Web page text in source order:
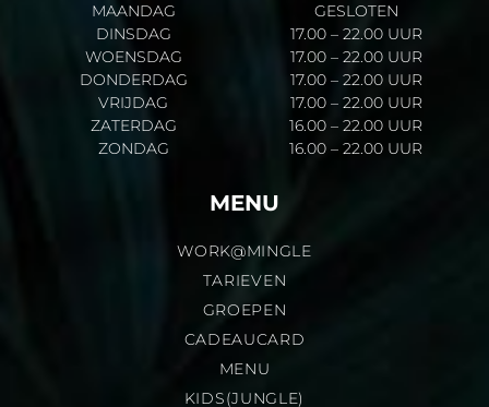
MAANDAG
DINSDAG
WOENSDAG
DONDERDAG
VRIJDAG
ZATERDAG
ZONDAG
GESLOTEN
17.00 – 22.00 UUR
17.00 – 22.00 UUR
17.00 – 22.00 UUR
17.00 – 22.00 UUR
16.00 – 22.00 UUR
16.00 – 22.00 UUR
MENU
WORK@MINGLE
TARIEVEN
GROEPEN
CADEAUCARD
MENU
KIDS(JUNGLE)